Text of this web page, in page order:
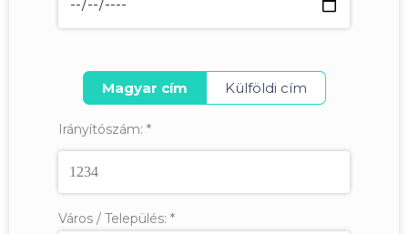
Magyar cím Külföldi cím
Irányítószám: *
Város / Település: *